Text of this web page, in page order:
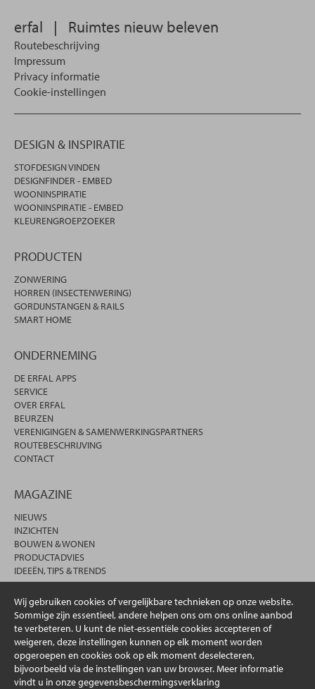
Wij gebruiken cookies of vergelijkbare technieken op onze website.
Sommige zijn essentieel, andere helpen ons om ons online aanbod
te verbeteren. U kunt de niet-essentiële cookies accepteren of
weigeren, deze instellingen kunnen op elk moment worden
opgeroepen en cookies ook op elk moment deselecteren,
bijvoorbeeld via de instellingen van uw browser. Meer informatie
vindt u in onze gegevensbeschermingsverklaring
erfal | Ruimtes nieuw beleven
Routebeschrijving
Impressum
Privacy informatie
Cookie-instellingen
DESIGN & INSPIRATIE
STOFDESIGN VINDEN
DESIGNFINDER - EMBED
WOONINSPIRATIE
WOONINSPIRATIE - EMBED
KLEURENGROEPZOEKER
PRODUCTEN
ZONWERING
HORREN (INSECTENWERING)
GORDIJNSTANGEN & RAILS
SMART HOME
ONDERNEMING
DE ERFAL APPS
SERVICE
OVER ERFAL
BEURZEN
VERENIGINGEN & SAMENWERKINGSPARTNERS
ROUTEBESCHRIJVING
CONTACT
MAGAZINE
NIEUWS
INZICHTEN
BOUWEN & WONEN
PRODUCTADVIES
IDEEËN, TIPS & TRENDS